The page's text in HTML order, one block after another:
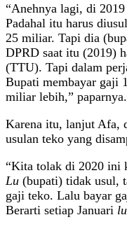
“Anehnya lagi, di
Padahal itu harus
25 miliar. Tapi dia
DPRD saat itu (2019)
(TTU). Tapi dalam
Bupati membayar gaji
miliar lebih,” paparnya.
Karena itu, lanjut Afa,
usulan teko yang
“Kita tolak di 2020 ini
Lu (bupati) tidak usul,
gaji teko. Lalu bayar
Berarti setiap Januari lu